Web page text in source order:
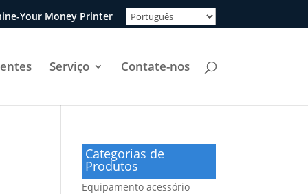
Your Money Printer
Serviço Contate-nos
Categorias de
Produtos
Equipamento acessório